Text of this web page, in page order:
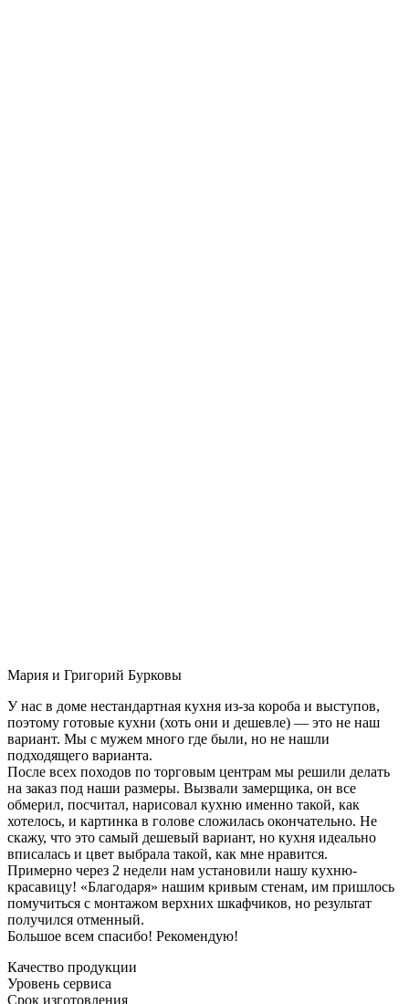
Мария и Григорий Бурковы
У нас в доме нестандартная кухня из-за короба и выступов,
поэтому готовые кухни (хоть они и дешевле) — это не наш
вариант. Мы с мужем много где были, но не нашли
подходящего варианта.
После всех походов по торговым центрам мы решили делать
на заказ под наши размеры. Вызвали замерщика, он все
обмерил, посчитал, нарисовал кухню именно такой, как
хотелось, и картинка в голове сложилась окончательно. Не
скажу, что это самый дешевый вариант, но кухня идеально
вписалась и цвет выбрала такой, как мне нравится.
Примерно через 2 недели нам установили нашу кухню-
красавицу! «Благодаря» нашим кривым стенам, им пришлось
помучиться с монтажом верхних шкафчиков, но результат
получился отменный.
Большое всем спасибо! Рекомендую!
Качество продукции
Уровень сервиса
Срок изготовления